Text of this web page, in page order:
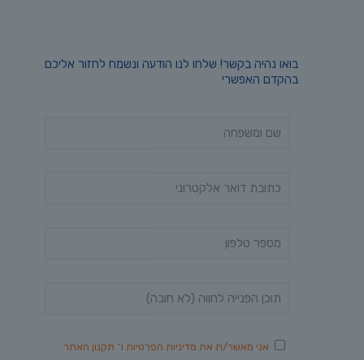
בואו נהיה בקשר! שלחו לנו הודעה ונשמח לחזור אליכם
בהקדם האפשרי
אני מאשר/ת את מדיניות הפרטיותו־ תקנון האתר